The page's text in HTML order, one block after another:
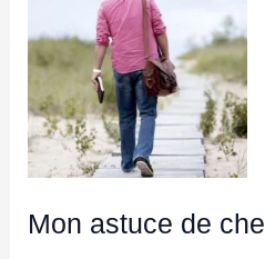
Mon astuce de